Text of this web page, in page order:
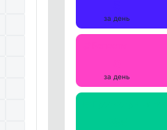
за день
за день